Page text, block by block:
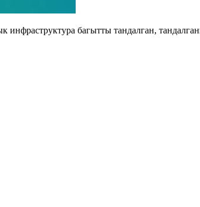
багытты тандалган,